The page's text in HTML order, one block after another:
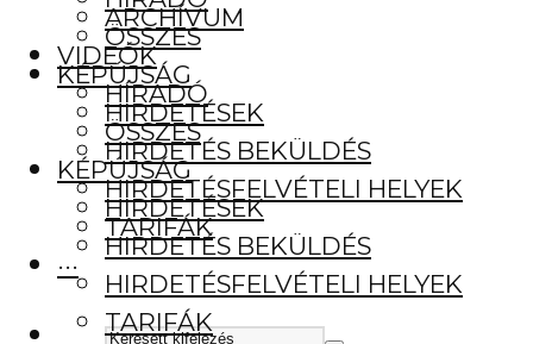
ÖSSZES
KÉPÚJSÁG
HIRDETÉSEK
HIRDETÉS BEKÜLDÉS
HIRDETÉSFELVÉTELI HELYEK
TARIFÁK
···
ARCHÍVUM
VIDEÓK
HÍRADÓ
ÖSSZES
KÉPÚJSÁG
HIRDETÉSEK
HIRDETÉS BEKÜLDÉS
HIRDETÉSFELVÉTELI HELYEK
TARIFÁK